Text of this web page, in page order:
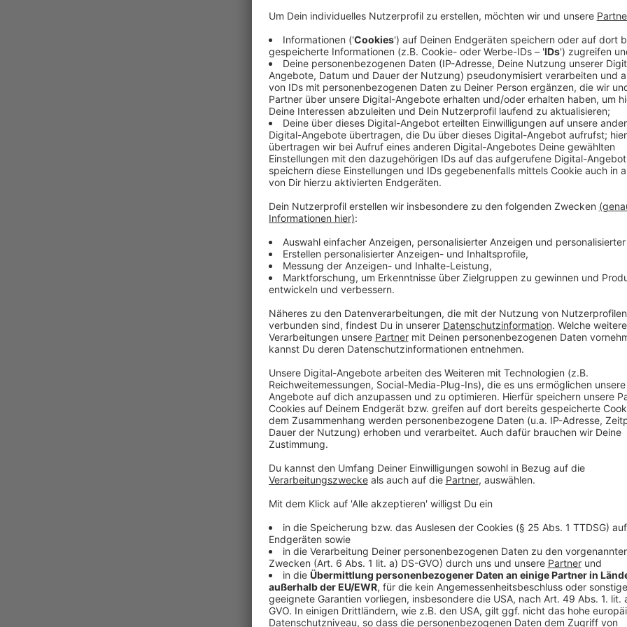
Sven Christoffer vom Verband Lehrer NRW sagt, es
Präsenzunterricht und das soziale Miteinander nicht
Anzeige
Sven Christoffer vom Verband Lehrer NRW
Neue Regeln für Schulen und Kitas:
Anzeige
Die Ankündigung der Schulministerin, weitere
auszusetzen, schaffe zudem Klarheit. Damit
insgesamten Leistungen im Präsenz- und
Anzeige
Auch Eltern von Kita-Kindern stehen vor großen
vermisst hier eine langfristige Strategie. Die
Stufenmodell. Die einzelnen Stufen müssten
und Personaleinsatz beachten. Das
dann darüber entscheiden, ob es zu einem
könne, einem eingeschränkten Betrieb oder einer
keinesfalls neu, aber bundesweit bislang nicht
mache Maßnahmen nachvollziehbar, stelle
Anzeige
Weitere Infos